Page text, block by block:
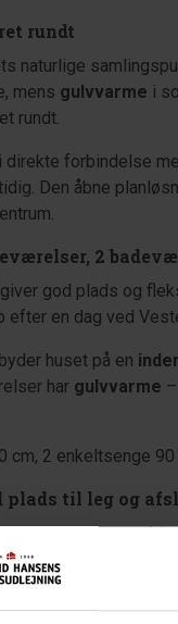
rundt
naturlige
mens gulvvarme i
rundt.
direkte forbindelse
Den åbne
2
giver god plads og
efter en dag ved
huset på en
har gulvvarme
cm, 2 enkeltsenge
plads til leg og
enstor naturgrund,
og udforske